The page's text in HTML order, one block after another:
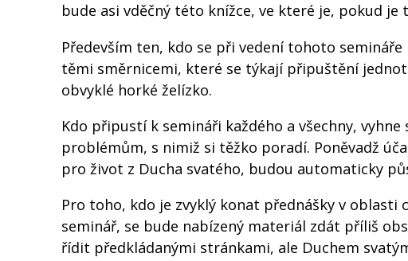
bude asi vděčný této knížce, ve které je, pokud je
Především ten, kdo se při vedení tohoto
těmi směrnicemi, které se týkají připuštění
obvyklé horké želízko.
Kdo připustí k semináři každého a všechny,
problémům, s nimiž si těžko poradí. Poněvadž
pro život z Ducha svatého, budou automaticky
Pro toho, kdo je zvyklý konat přednášky v
seminář, se bude nabízený materiál zdát příliš
řídit předkládanými stránkami, ale Duchem